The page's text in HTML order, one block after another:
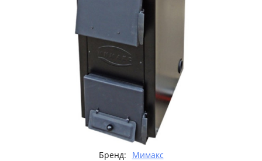
Бренд: Мимакс